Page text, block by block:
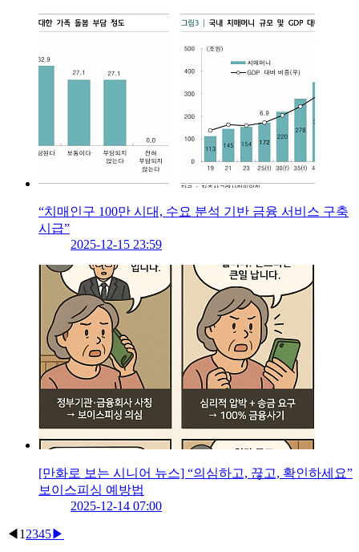
“치매인구 100만 시대, 수요 분석 기반 금융 서비스 구축
시급”
2025-12-15 23:59
[만화로 보는 시니어 뉴스] “의심하고, 끊고, 확인하세요”
보이스피싱 예방법
2025-12-14 07:00
◀ 1 2345▶